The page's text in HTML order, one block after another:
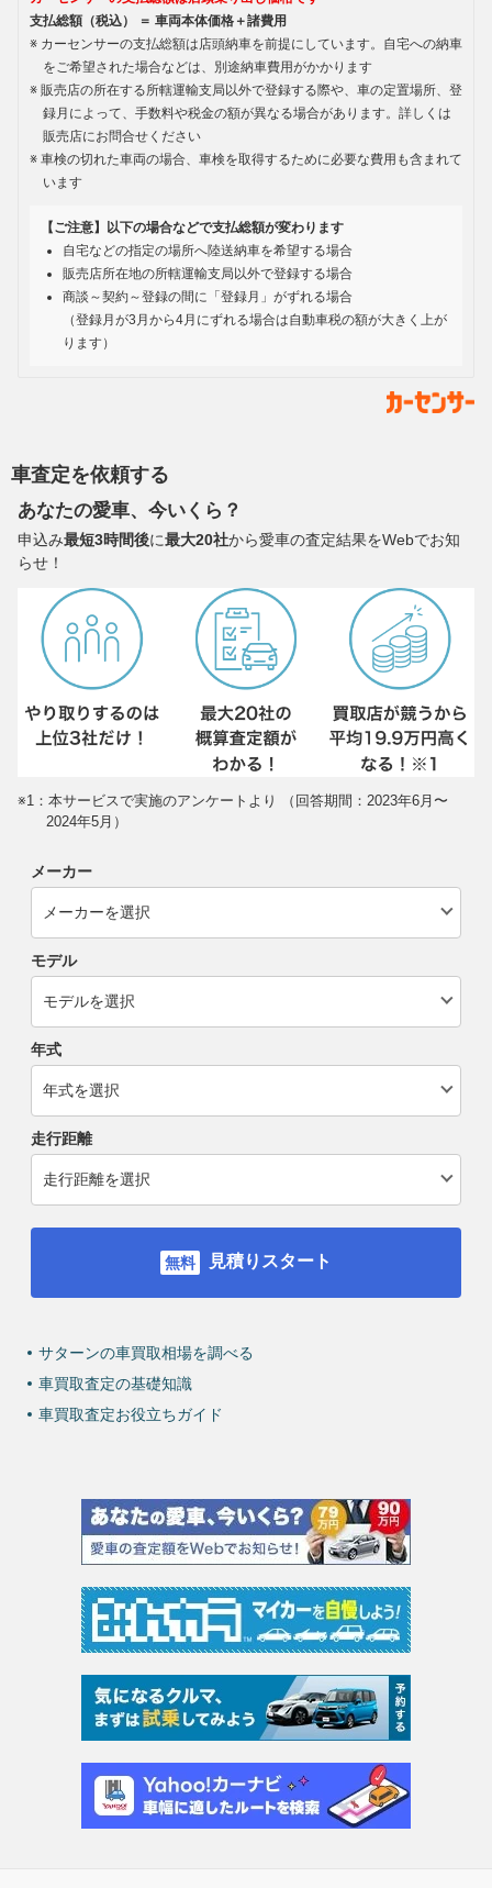
支払総額（税込） ＝ 車両本体価格＋諸費用
カーセンサーの支払総額は店頭納車を前提にしています。自宅への納車
をご希望された場合などは、別途納車費用がかかります
販売店の所在する所轄運輸支局以外で登録する際や、車の定置場所、登
録月によって、手数料や税金の額が異なる場合があります。詳しくは
販売店にお問合せください
車検の切れた車両の場合、車検を取得するために必要な費用も含まれて
います
【ご注意】以下の場合などで支払総額が変わります
自宅などの指定の場所へ陸送納車を希望する場合
販売店所在地の所轄運輸支局以外で登録する場合
商談～契約～登録の間に「登録月」がずれる場合
（登録月が3月から4月にずれる場合は自動車税の額が大きく上が
ります）
車査定を依頼する
あなたの愛車、今いくら？
申込み最短3時間後に最大20社から愛車の査定結果をWebでお知
らせ！
※1：本サービスで実施のアンケートより （回答期間：2023年6月〜
2024年5月）
メーカー
モデル
年式
走行距離
見積りスタート
サターンの車買取相場を調べる
車買取査定の基礎知識
車買取査定お役立ちガイド